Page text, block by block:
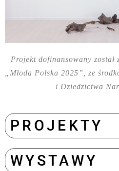
Projekt dofinansowany został
„Młoda Polska 2025”, ze
i Dziedzictwa
PROJEKTY
WYSTAWY